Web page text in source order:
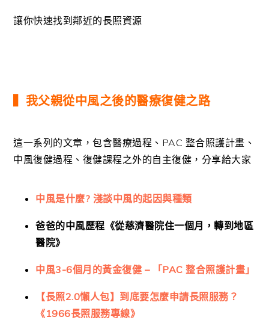
讓你快速找到鄰近的長照資源
▍我父親從中風之後的醫療復健之路
這一系列的文章，包含醫療過程、PAC 整合照護計畫、
中風復健過程、復健課程之外的自主復健，分享給大家
中風是什麼? 淺談中風的起因與種類
爸爸的中風歷程《從慈濟醫院住一個月，轉到地區
醫院》
中風3-6個月的黃金復健 – 「PAC 整合照護計畫」
【長照2.0懶人包】到底要怎麼申請長照服務？
《1966長照服務專線》